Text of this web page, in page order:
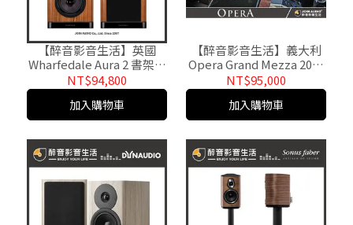
【醉音影音生活】英國
Wharfedale Aura 2 書架喇
叭/揚聲器.氣動高音.台灣公
司貨
NT$94,800
加入購物車
【醉音影音生活】義大利
Opera Grand Mezza 2012
落地式喇叭/揚聲器.3音路4
單體.公司貨
NT$95,000
加入購物車